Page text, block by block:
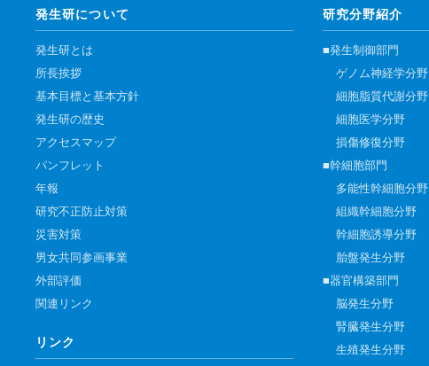
発生研について
発生研とは
所長挨拶
基本目標と基本方針
発生研の歴史
アクセスマップ
パンフレット
年報
研究不正防止対策
災害対策
男女共同参画事業
外部評価
関連リンク
リンク
研究分野紹介
■発生制御部門
ゲノム神経学分野
細胞脂質代謝分野
細胞医学分野
損傷修復分野
■幹細胞部門
多能性幹細胞分野
組織幹細胞分野
幹細胞誘導分野
胎盤発生分野
■器官構築部門
脳発生分野
腎臓発生分野
生殖発生分野